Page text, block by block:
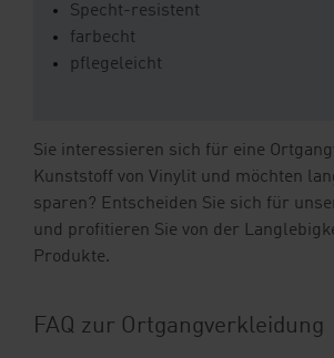
Specht-resistent
farbecht
pflegeleicht
Sie interessieren sich für eine
Kunststoff von Vinylit und möchten
sparen? Entscheiden Sie sich für
und profitieren Sie von der
Produkte.
FAQ zur Ortgangverkleidung